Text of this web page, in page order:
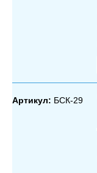
Артикул: БСК-29